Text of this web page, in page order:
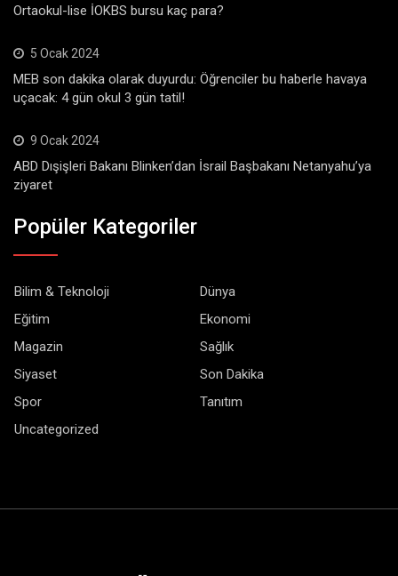
Ortaokul-lise İOKBS bursu kaç para?
5 Ocak 2024
MEB son dakika olarak duyurdu: Öğrenciler bu haberle havaya
uçacak: 4 gün okul 3 gün tatil!
9 Ocak 2024
ABD Dışişleri Bakanı Blinken’dan İsrail Başbakanı Netanyahu’ya
ziyaret
Popüler Kategoriler
Bilim & Teknoloji
Dünya
Eğitim
Ekonomi
Magazin
Sağlık
Siyaset
Son Dakika
Spor
Tanıtım
Uncategorized